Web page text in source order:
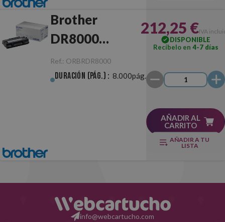
Brother
DR8000
Tambor
Original
Ref.: ORBRDR8000
Duración (pág.) : 8.000pág.
212,25 €IVA
DISPONIBLE
Recíbelo en 4-7 días
AÑADIR AL
CARRITO
AÑADIR A TU
LISTA
info@webcartucho.com